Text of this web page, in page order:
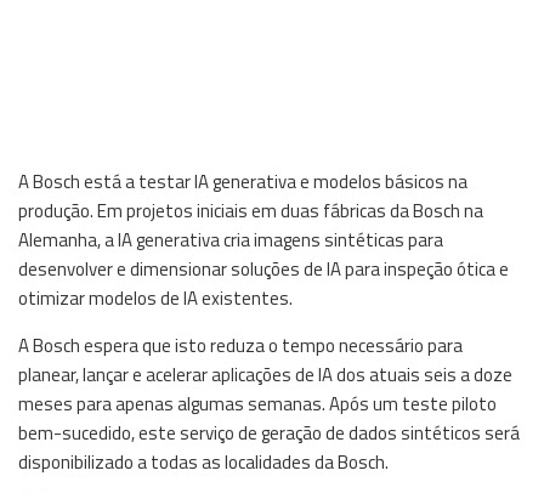
A Bosch está a testar IA generativa e modelos básicos na
produção. Em projetos iniciais em duas fábricas da Bosch na
Alemanha, a IA generativa cria imagens sintéticas para
desenvolver e dimensionar soluções de IA para inspeção ótica e
otimizar modelos de IA existentes.
A Bosch espera que isto reduza o tempo necessário para
planear, lançar e acelerar aplicações de IA dos atuais seis a doze
meses para apenas algumas semanas. Após um teste piloto
bem-sucedido, este serviço de geração de dados sintéticos será
disponibilizado a todas as localidades da Bosch.